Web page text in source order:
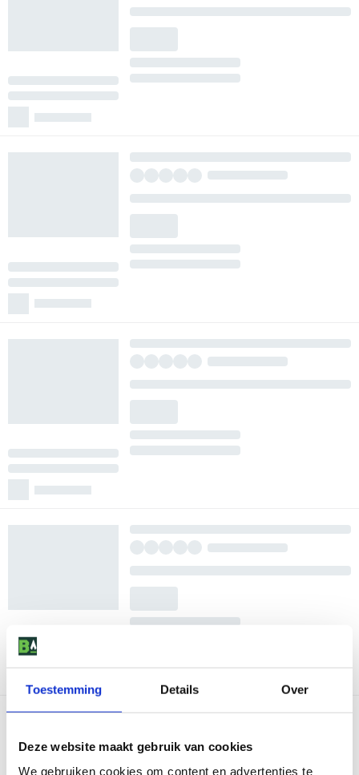
Toestemming Details Over
Deze website maakt gebruik van cookies
We gebruiken cookies om content en advertenties te